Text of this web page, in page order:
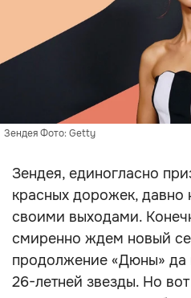
Зендея Фото: Getty
Зендея, единогласно
красных дорожек, давно
своими выходами.
смиренно ждем новый
продолжение «Дюны» да
26-летней звезды. Но